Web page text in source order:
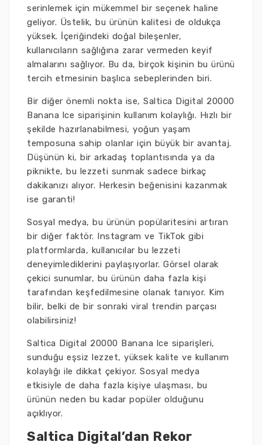
serinlemek için mükemmel bir seçenek haline
geliyor. Üstelik, bu ürünün kalitesi de oldukça
yüksek. İçeriğindeki doğal bileşenler,
kullanıcıların sağlığına zarar vermeden keyif
almalarını sağlıyor. Bu da, birçok kişinin bu ürünü
tercih etmesinin başlıca sebeplerinden biri.
Bir diğer önemli nokta ise, Saltica Digital 20000
Banana lce siparişinin kullanım kolaylığı. Hızlı bir
şekilde hazırlanabilmesi, yoğun yaşam
temposuna sahip olanlar için büyük bir avantaj.
Düşünün ki, bir arkadaş toplantısında ya da
piknikte, bu lezzeti sunmak sadece birkaç
dakikanızı alıyor. Herkesin beğenisini kazanmak
ise garanti!
Sosyal medya, bu ürünün popülaritesini artıran
bir diğer faktör. Instagram ve TikTok gibi
platformlarda, kullanıcılar bu lezzeti
deneyimlediklerini paylaşıyorlar. Görsel olarak
çekici sunumlar, bu ürünün daha fazla kişi
tarafından keşfedilmesine olanak tanıyor. Kim
bilir, belki de bir sonraki viral trendin parçası
olabilirsiniz!
Saltica Digital 20000 Banana lce siparişleri,
sunduğu eşsiz lezzet, yüksek kalite ve kullanım
kolaylığı ile dikkat çekiyor. Sosyal medya
etkisiyle de daha fazla kişiye ulaşması, bu
ürünün neden bu kadar popüler olduğunu
açıklıyor.
Saltica Digital’dan Rekor